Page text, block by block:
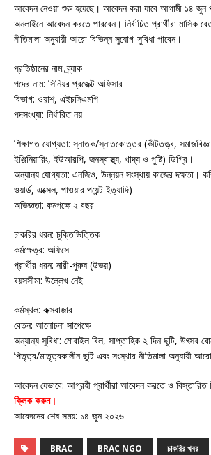
আবেদন নেওয়া শুরু হয়েছে। আবেদন করা যাবে আগামী ১৪ জুন
অনলাইনে আবেদন করতে পারবেন। নির্বাচিত প্রার্থীরা মাসিক
নীতিমালা অনুযায়ী আরো বিভিন্ন সুযোগ-সুবিধা পাবেন।
প্রতিষ্ঠানের নাম: ব্র্যাক
পদের নাম: সিনিয়র প্রজেক্ট অফিসার
বিভাগ: ওয়াশ, এইচসিএমপি
পদসংখ্যা: নির্ধারিত নয়
শিক্ষাগত যোগ্যতা: স্নাতক/স্নাতকোত্তর (কীটতত্ত্ব,
ইঞ্জিনিয়ারিং, ইউআরপি, জনস্বাস্থ্য, খাদ্য ও পুষ্টি) ডিগ্রি।
অন্যান্য যোগ্যতা: এনজিও, উন্নয়ন সংস্থায় কাজের দক্ষতা।
ওয়ার্ড, এক্সেল, পাওয়ার পয়েন্ট ইত্যাদি)
অভিজ্ঞতা: কমপক্ষে ২ বছর
চাকরির ধরন: চুক্তিভিত্তিক
কর্মক্ষেত্র: অফিসে
প্রার্থীর ধরন: নারী-পুরুষ (উভয়)
বয়সসীমা: উল্লেখ নেই
কর্মস্থল: কক্সবাজার
বেতন: আলোচনা সাপেক্ষে
অন্যান্য সুবিধা: মোবাইল বিল, সাপ্তাহিক ২ দিন ছুটি, উৎসব
পিতৃত্ব/মাতৃত্বকালীন ছুটি এবং সংস্থার নীতিমালা অনুযায়ী
আবেদন যেভাবে: আগ্রহী প্রার্থীরা আবেদন করতে ও বিস্তারিত
ক্লিক করুন।
আবেদনের শেষ সময়: ১৪ জুন ২০২৬
BRAC BRAC NGO চাকরির খবর